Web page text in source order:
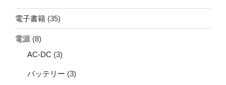
電子書籍 (35)
電源 (8)
AC-DC (3)
バッテリー (3)